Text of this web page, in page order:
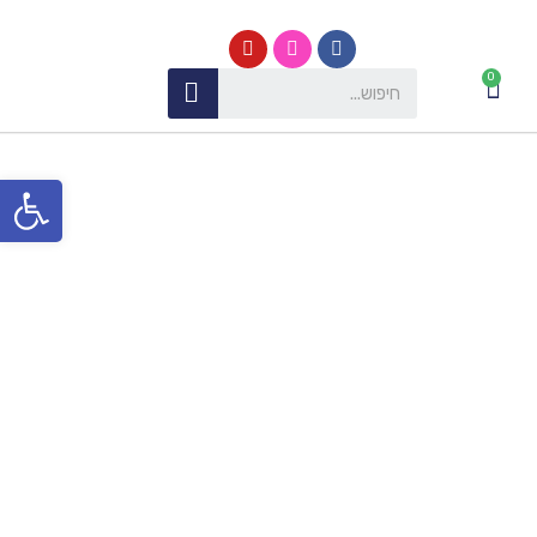
פתח סרגל נגישות